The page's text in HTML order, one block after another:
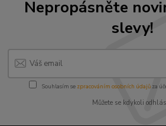
Nepropásněte
slevy!
Souhlasím se zpracováním osobních údajůza
Můžete se kdykoli